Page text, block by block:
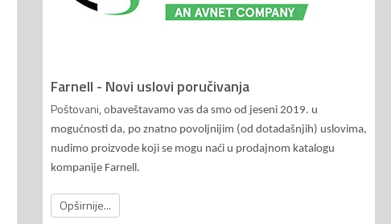
Farnell - Novi uslovi poručivanja
Poštovani, o baveštavamo vas da smo od jeseni 2019. u
mogućnosti da, po znatno povoljnijim (od dotadašnjih) uslovima,
nudimo proizvode koji se mogu naći u prodajnom katalogu
kompanije Farnell.
Opširnije...